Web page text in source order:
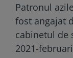
Patronul
fost angajat
cabinetul de
2021-